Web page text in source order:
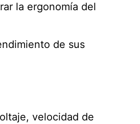
la ergonomía del
de sus
velocidad de